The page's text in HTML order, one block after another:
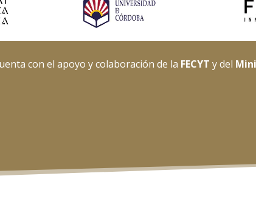
con el apoyo y colaboración de la FECYT y del